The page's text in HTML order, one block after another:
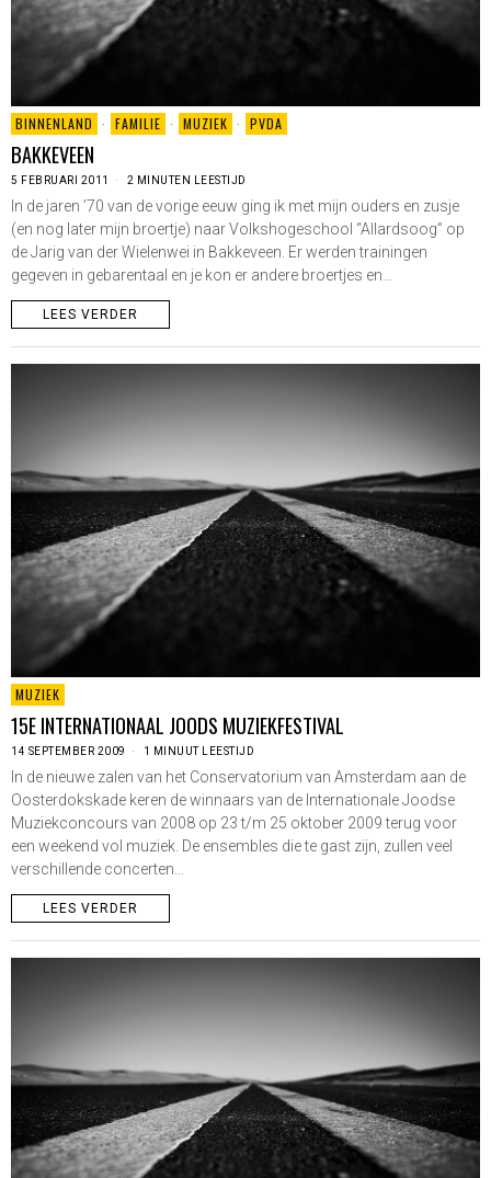
BINNENLAND · FAMILIE · MUZIEK · PVDA
BAKKEVEEN
5 FEBRUARI 2011 2 MINUTEN LEESTIJD
In de jaren ’70 van de vorige eeuw ging ik met mijn ouders en zusje
(en nog later mijn broertje) naar Volkshogeschool “Allardsoog” op
de Jarig van der Wielenwei in Bakkeveen. Er werden trainingen
gegeven in gebarentaal en je kon er andere broertjes en…
LEES VERDER
MUZIEK
15E INTERNATIONAAL JOODS MUZIEKFESTIVAL
14 SEPTEMBER 2009 1 MINUUT LEESTIJD
In de nieuwe zalen van het Conservatorium van Amsterdam aan de
Oosterdokskade keren de winnaars van de Internationale Joodse
Muziekconcours van 2008 op 23 t/m 25 oktober 2009 terug voor
een weekend vol muziek. De ensembles die te gast zijn, zullen veel
verschillende concerten…
LEES VERDER